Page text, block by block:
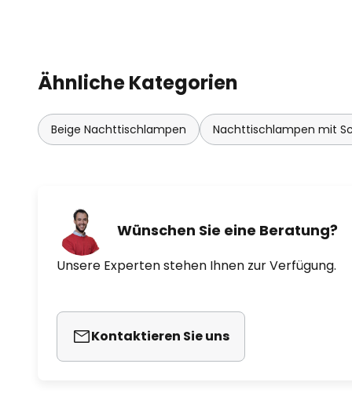
Ähnliche Kategorien
Beige Nachttischlampen Nachttischlampen mit
Wünschen Sie eine Beratung?
Unsere Experten stehen Ihnen zur Verfügung.
Kontaktieren Sie uns